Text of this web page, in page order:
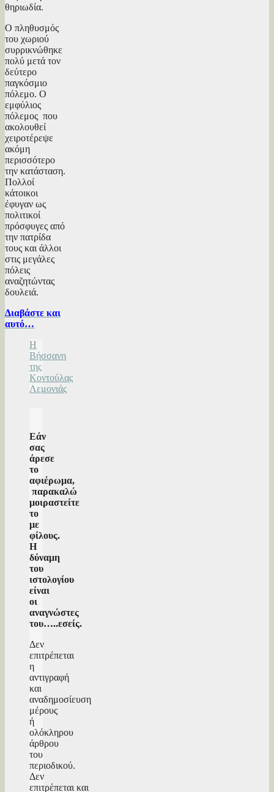
θηριωδία.
Ο πληθυσμός
του χωριού
συρρικνώθηκε
πολύ μετά τον
δεύτερο
παγκόσμιο
πόλεμο. Ο
εμφύλιος
πόλεμος που
ακολουθεί
χειροτέρεψε
ακόμη
περισσότερο
την κατάσταση.
Πολλοί
κάτοικοι
έφυγαν ως
πολιτικοί
πρόσφυγες από
την πατρίδα
τους και άλλοι
στις μεγάλες
πόλεις
αναζητώντας
δουλειά.
Διαβάστε και
αυτό…
Η
Βήσσανη
της
Κοντούλας
Λεμονιάς
Εάν
σας
άρεσε
το
αφιέρωμα,
παρακαλώ
μοιραστείτε
το
με
φίλους.
Η
δύναμη
του
ιστολογίου
είναι
οι
αναγνώστες
του…..εσείς.
Δεν
επιτρέπεται
η
αντιγραφή
και
αναδημοσίευση
μέρους
ή
ολόκληρου
άρθρου
του
περιοδικού.
Δεν
επιτρέπεται και